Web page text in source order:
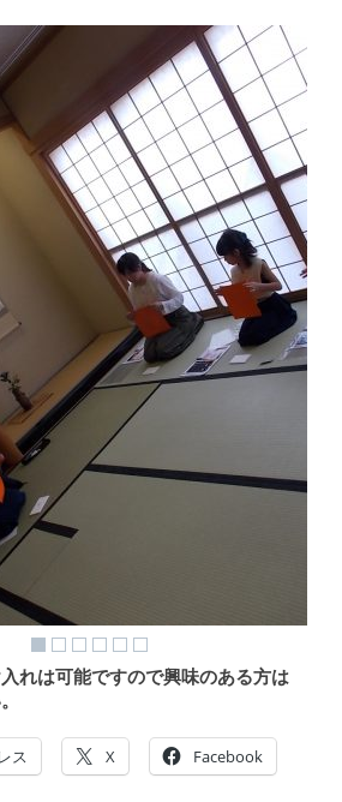
れは可能ですので興味のある方は
ス X Facebook